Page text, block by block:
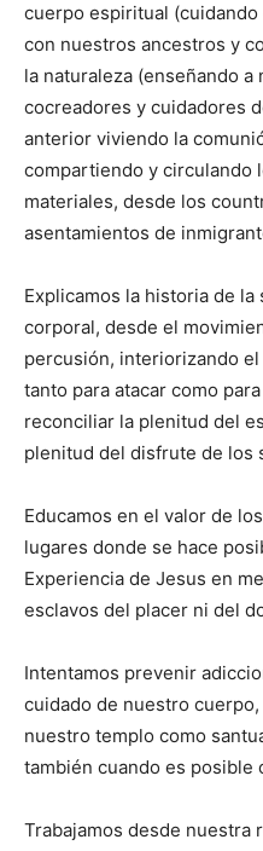
cuerpo espiritual
con nuestros ancestros y
la naturaleza (enseñando a
cocreadores y cuidadores
anterior viviendo la
compartiendo y circulando
materiales, desde los
asentamientos de
Explicamos la historia de
corporal, desde el
percusión, interiorizando
tanto para atacar como
reconciliar la plenitud del
plenitud del disfrute de los
Educamos en el valor de
lugares donde se hace
Experiencia de Jesus en
esclavos del placer ni del
Intentamos prevenir
cuidado de nuestro
nuestro templo como
también cuando es posible
Trabajamos desde nuestra